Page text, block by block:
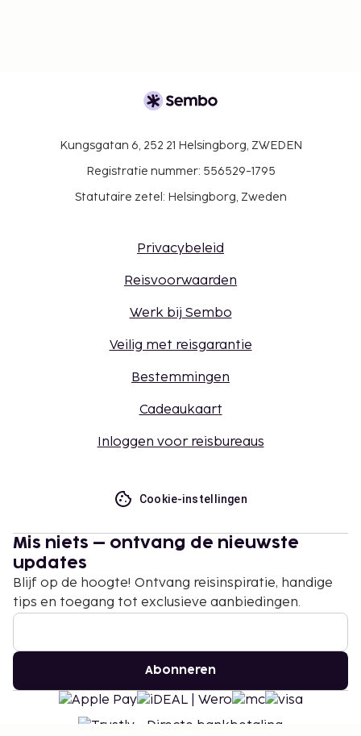
Kungsgatan 6, 252 21 Helsingborg, ZWEDEN
Registratie nummer: 556529-1795
Statutaire zetel: Helsingborg, Zweden
Privacybeleid
Reisvoorwaarden
Werk bij Sembo
Veilig met reisgarantie
Bestemmingen
Cadeaukaart
Inloggen voor reisbureaus
Cookie-instellingen
Mis niets – ontvang de nieuwste
updates
Blijf op de hoogte! Ontvang reisinspiratie, handige
tips en toegang tot exclusieve aanbiedingen.
Abonneren